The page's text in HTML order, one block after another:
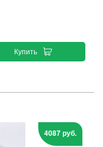
Купить
4087 руб.